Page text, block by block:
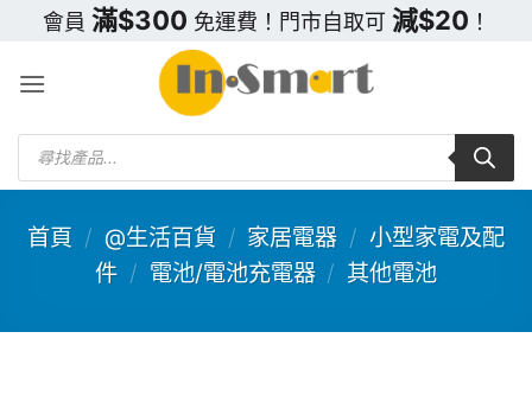
content
會員 滿$300 免運費！門市自取可 減$20 ！
Products
search
首頁 / @生活百貨 / 家居電器 / 小型家電及配
件 / 電池/電池充電器 / 其他電池